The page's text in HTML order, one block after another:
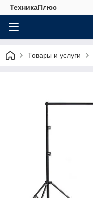
ТехникаПлюс
Товары и услуги